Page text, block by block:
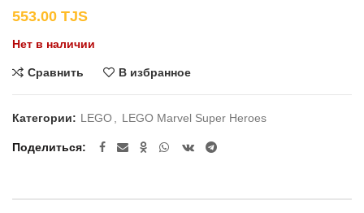
553.00 TJS
Нет в наличии
Сравнить В избранное
Категории: LEGO LEGO Marvel Super Heroes
Поделиться